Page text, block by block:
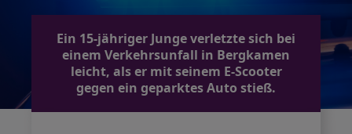
Ein 15-jähriger Junge verletzte sich bei
einem Verkehrsunfall in Bergkamen
leicht, als er mit seinem E-Scooter
gegen ein geparktes Auto stieß.